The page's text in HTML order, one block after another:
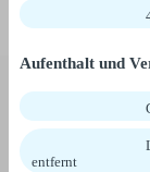
Aufenthalt und
entfernt